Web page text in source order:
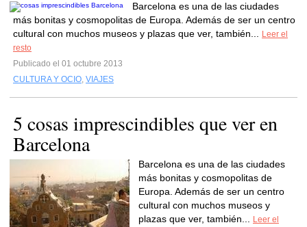
Barcelona es una de las ciudades
más bonitas y cosmopolitas de Europa. Además de ser un centro
cultural con muchos museos y plazas que ver, también...
Leer el
resto
Publicado el 01 octubre 2013
CULTURA Y OCIO, VIAJES
5 cosas imprescindibles que ver en
Barcelona
Barcelona es una de las ciudades
más bonitas y cosmopolitas de
Europa. Además de ser un centro
cultural con muchos museos y
plazas que ver, también...
Leer el